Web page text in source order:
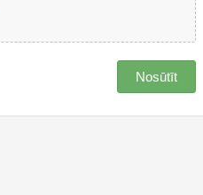
Nosūtīt